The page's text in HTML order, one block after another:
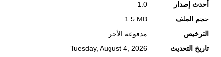
أحدث إصدار
1.0
حجم الملف
1.5 MB
الترخيص
مدفوعة الأجر
تاريخ التحديث
Tuesday, August 4, 2026